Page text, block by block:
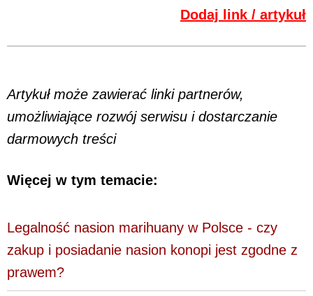
Dodaj link / artykuł
Artykuł może zawierać linki partnerów,
umożliwiające rozwój serwisu i dostarczanie
darmowych treści
Więcej w tym temacie:
Legalność nasion marihuany w Polsce - czy
zakup i posiadanie nasion konopi jest zgodne z
prawem?